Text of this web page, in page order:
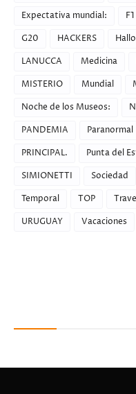
Expectativa mundial:
F1
G20
HACKERS
LANUCCA
Medicina
MISTERIO
Mundial
Noche de los Museos:
PANDEMIA
Paranormal
PRINCIPAL.
Punta del
SIMIONETTI
Sociedad
Temporal
TOP
URUGUAY
Vacaciones